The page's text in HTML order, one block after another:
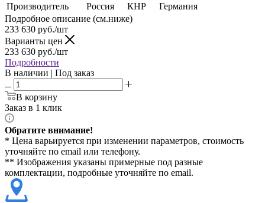
Производитель
Россия КНР
Германия
Подробное описание (см.ниже)
233 630 руб./шт
Варианты цен
233 630 руб./шт
Подробности
В наличии | Под заказ
В корзину
Заказ в 1 клик
Обратите внимание!
* Цена варьируется при изменении параметров, стоимость
уточняйте по email или телефону.
** Изображения указаны примерные под разные
комплектации, подробные уточняйте по email.